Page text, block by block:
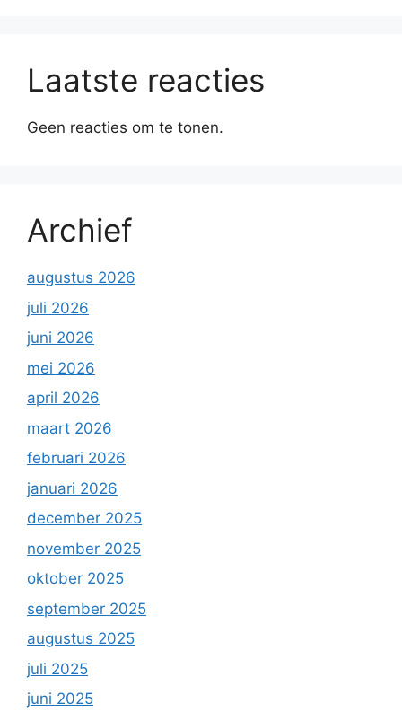
Laatste reacties
Geen reacties om te tonen.
Archief
augustus 2026
juli 2026
juni 2026
mei 2026
april 2026
maart 2026
februari 2026
januari 2026
december 2025
november 2025
oktober 2025
september 2025
augustus 2025
juli 2025
juni 2025